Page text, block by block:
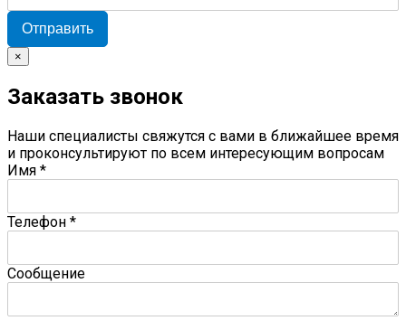
Отправить
×
Заказать звонок
Наши специалисты свяжутся с вами в ближайшее время
и проконсультируют по всем интересующим вопросам
Имя *
Телефон *
Сообщение